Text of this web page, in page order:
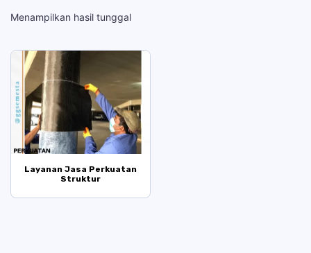
Menampilkan hasil tunggal
Layanan Jasa Perkuatan
Struktur